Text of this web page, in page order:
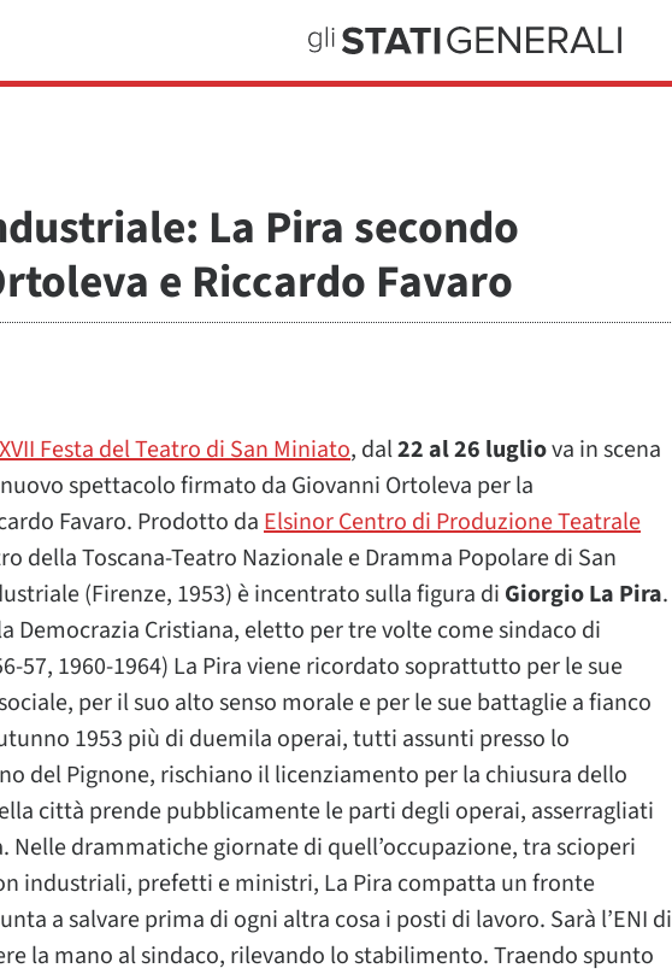
La Pira secondo
e Riccardo Favaro
Festa del Teatro di San Miniato, dal22 al 26 lugliova in scena
spettacolo firmato da Giovanni Ortoleva per la
Favaro. Prodotto daElsinor Centro di Produzione Teatrale
della Toscana-Teatro Nazionale e Dramma Popolare di San
(Firenze, 1953) è incentrato sulla figura di Giorgio La Pira.
Democrazia Cristiana, eletto per tre volte come sindaco di
57, 1960-1964) La Pira viene ricordato soprattutto per le sue
per il suo alto senso morale e per le sue battaglie a fianco
1953 più di duemila operai, tutti assunti presso lo
del Pignone, rischiano il licenziamento per la chiusura dello
città prende pubblicamente le parti degli operai, asserragliati
Nelle drammatiche giornate di quell’occupazione, tra scioperi
industriali, prefetti e ministri, La Pira compatta un fronte
a salvare prima di ogni altra cosa i posti di lavoro. Sarà l’ENI di
la mano al sindaco, rilevando lo stabilimento. Traendo spunto